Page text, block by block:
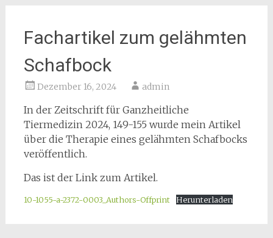
Fachartikel zum gelähmten
Schafbock
Dezember 16, 2024 admin
In der Zeitschrift für Ganzheitliche
Tiermedizin 2024, 149-155 wurde mein Artikel
über die Therapie eines gelähmten Schafbocks
veröffentlich.
Das ist der Link zum Artikel.
10-1055-a-2372-0003_Authors-Offprint Herunterladen